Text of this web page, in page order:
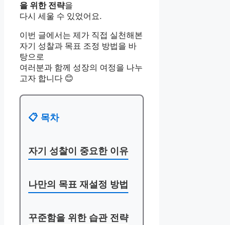
을 위한 전략을
다시 세울 수 있었어요.
이번 글에서는 제가 직접 실천해본
자기 성찰과 목표 조정 방법을 바
탕으로
여러분과 함께 성장의 여정을 나누
고자 합니다 😊
📋 목차
자기 성찰이 중요한 이유
나만의 목표 재설정 방법
꾸준함을 위한 습관 전략